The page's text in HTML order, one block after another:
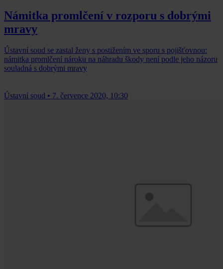
Námitka promlčení v rozporu s dobrými
mravy
Ústavní soud se zastal ženy s postižením ve sporu s pojišťovnou:
námitka promlčení nároku na náhradu škody není podle jeho názoru
souladná s dobrými mravy
Ústavní soud • 7. července 2020, 10:30